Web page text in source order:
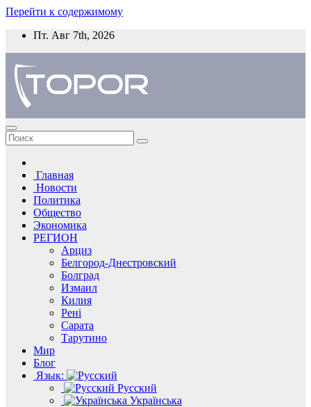
Перейти к содержимому
Пт. Авг 7th, 2026
Главная
Новости
Политика
Общество
Экономика
РЕГИОН
Арциз
Белгород-Днестровский
Болград
Измаил
Килия
Рені
Сарата
Тарутино
Мир
Блог
Язык:
Русский
Українська